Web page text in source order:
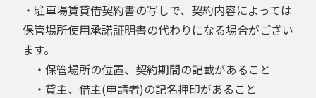
・駐車場賃貸借契約書の写しで、契約内容によっては
保管場所使用承諾証明書の代わりになる場合がござい
ます。
・保管場所の位置、契約期間の記載があること
・貸主、借主(申請者)の記名押印があること